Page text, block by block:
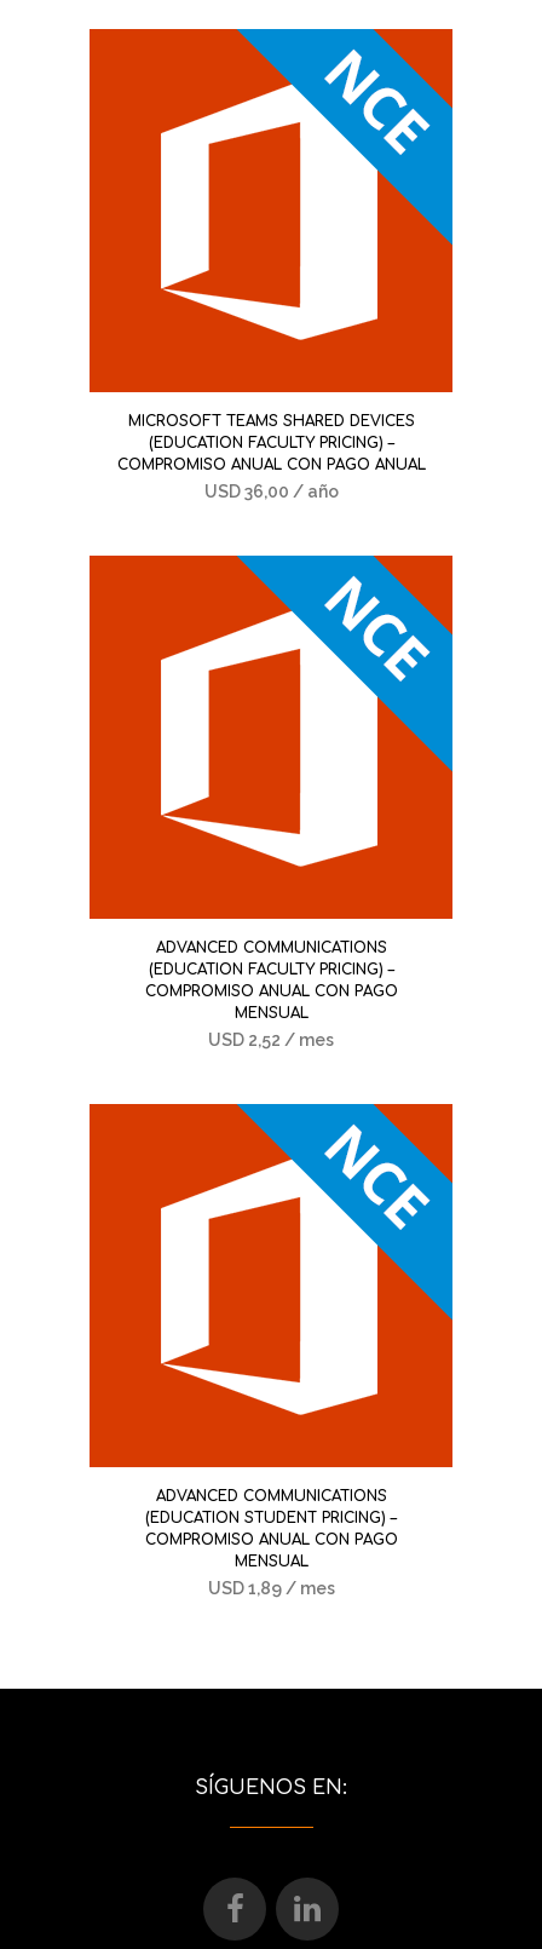
MICROSOFT TEAMS SHARED DEVICES
(EDUCATION FACULTY PRICING) –
COMPROMISO ANUAL CON PAGO ANUAL
USD36,00 / año
ADVANCED COMMUNICATIONS
(EDUCATION FACULTY PRICING) –
COMPROMISO ANUAL CON PAGO
MENSUAL
USD 2,52 / mes
ADVANCED COMMUNICATIONS
(EDUCATION STUDENT PRICING) –
COMPROMISO ANUAL CON PAGO
MENSUAL
USD1,89 / mes
SÍGUENOS EN: